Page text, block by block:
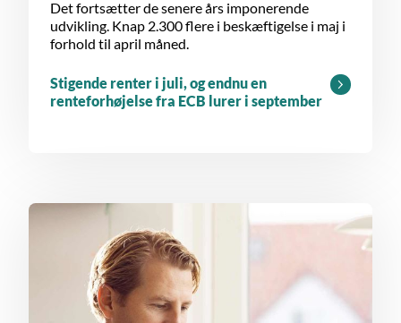
Det fortsætter de senere års imponerende
udvikling. Knap 2.300 flere i beskæftigelse i maj i
forhold til april måned.
Stigende renter i juli, og endnu en
renteforhøjelse fra ECB lurer i september